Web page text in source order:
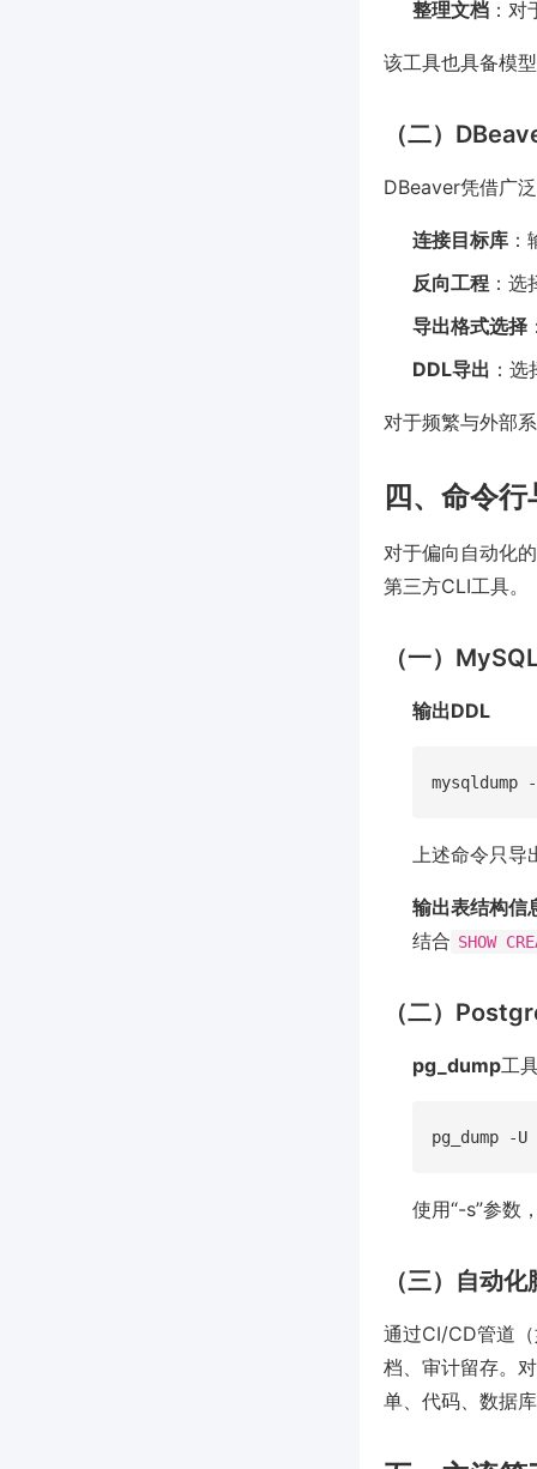
整理文档 ：
该工具也具备模
（二）
DBeaver凭借广
连接目标库
反向工程 ：
导出格式选择
DDL导出 ：
对于频繁与外部
四、命令
对于偏向自动化
第三方CLI工具。
（一）
输出DDL
上述命令只导
输出表结构信
结合 SHOW
（二）
pg_dump工
使用“-s”参数
（三）自动
通过CI/CD管道
档、审计留存。
单、代码、数据